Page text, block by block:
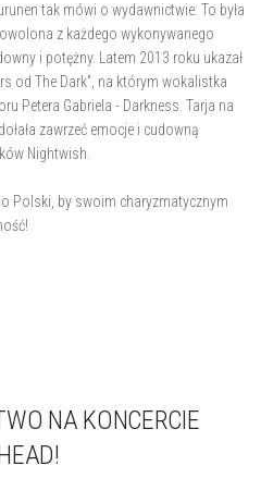
tak mówi o wydawnictwie: To była
z każdego wykonywanego
i potężny. Latem 2013 roku ukazał
od The Dark”, na którym wokalistka
Petera Gabriela - Darkness. Tarja na
zawrzeć emocje i cudowną
Nightwish.
Polski, by swoim charyzmatycznym
NA KONCERCIE